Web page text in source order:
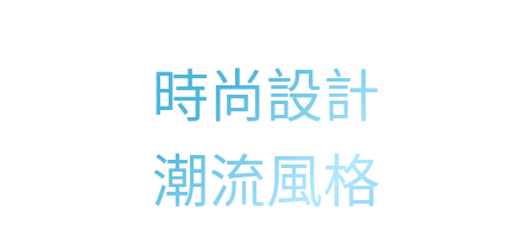
時尚設計
潮流風格